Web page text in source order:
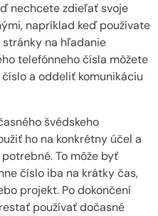
nechcete zdieľať svoje
napríklad keď používate
na hľadanie
telefónneho čísla môžete
a oddeliť komunikáciu
švédskeho
ho na konkrétny účel a
To môže byť
číslo iba na krátky čas,
projekt. Po dokončení
používať dočasné